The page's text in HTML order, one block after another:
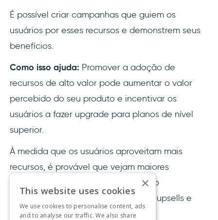
É possível criar campanhas que guiem os
usuários por esses recursos e demonstrem seus
benefícios.
Como isso ajuda: Promover a adoção de
recursos de alto valor pode aumentar o valor
percebido do seu produto e incentivar os
usuários a fazer upgrade para planos de nível
superior.
À medida que os usuários aproveitam mais
recursos, é provável que vejam maiores
benefícios, o que pode impulsionar o
crescimento da receita por meio de upsells e
cross-sells.
×
This website uses cookies
We use cookies to personalise content, ads
and to analyse our traffic. We also share